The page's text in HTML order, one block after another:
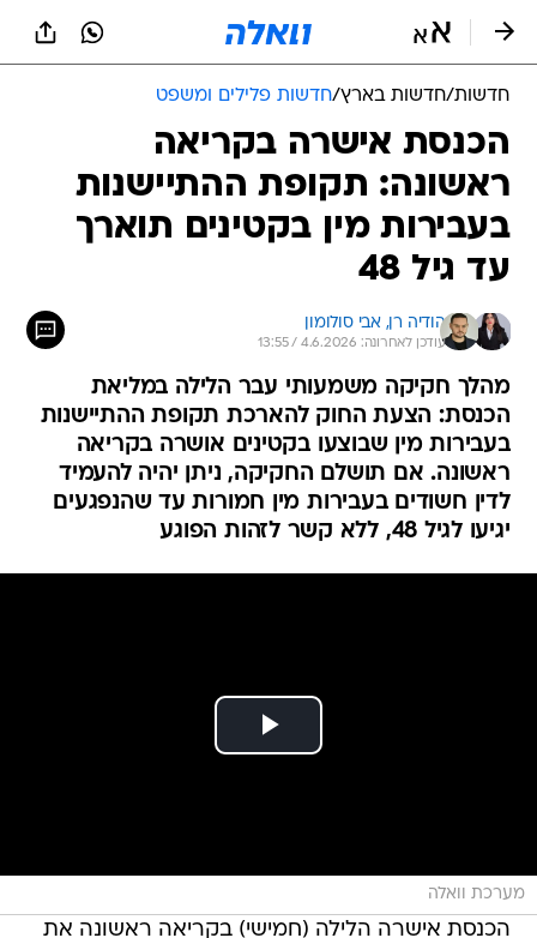
חדשות/חדשות בארץ/חדשות פלילים ומשפט
הכנסת אישרה בקריאה
ראשונה: תקופת ההתיישנות
בעבירות מין בקטינים תוארך
עד גיל 48
הודיה רן, אבי סולומון
עודכן לאחרונה: 4.6.2026 / 13:55
מהלך חקיקה משמעותי עבר הלילה במליאת
הכנסת: הצעת החוק להארכת תקופת ההתיישנות
בעבירות מין שבוצעו בקטינים אושרה בקריאה
ראשונה. אם תושלם החקיקה, ניתן יהיה להעמיד
לדין חשודים בעבירות מין חמורות עד שהנפגעים
יגיעו לגיל 48, ללא קשר לזהות הפוגע
מערכת וואלה
הכנסת אישרה הלילה (חמישי) בקריאה ראשונה את